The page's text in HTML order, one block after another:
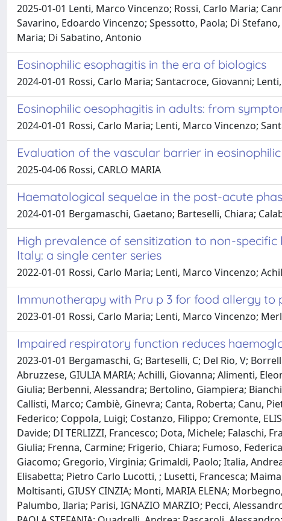
2025-01-01 Lenti, Marco Vincenzo; Rossi, Carlo Maria;
Savarino, Edoardo Vincenzo; Spessotto, Paola; Di
Maria; Di Sabatino, Antonio
Eosinophilic esophagitis in the era of biologics
2024-01-01 Rossi, Carlo Maria; Santacroce, Giovanni;
Eosinophilic oesophagitis in adults: from
2024-01-01 Rossi, Carlo Maria; Lenti, Marco Vincenzo;
Evaluation of the vascular barrier in
2025-04-06 Rossi, CARLO MARIA
Haematological sequelae in the post-acute
2024-01-01 Bergamaschi, Gaetano; Barteselli, Chiara;
High prevalence of sensitization to non-
Italy: a single center series
2022-01-01 Rossi, Carlo Maria; Lenti, Marco Vincenzo;
Immunotherapy with Pru p 3 for food allergy
2023-01-01 Rossi, Carlo Maria; Lenti, Marco Vincenzo;
Impaired respiratory function reduces
2023-01-01 Bergamaschi, G; Barteselli, C; Del Rio, V;
Abruzzese, GIULIA MARIA; Achilli, Giovanna; Alimenti,
Giulia; Berbenni, Alessandra; Bertolino, Giampiera;
Callisti, Marco; Cambiè, Ginevra; Canta, Roberta; Canu,
Federico; Coppola, Luigi; Costanzo, Filippo; Cremonte,
Davide; DI TERLIZZI, Francesco; Dota, Michele; Falaschi,
Giulia; Frenna, Carmine; Frigerio, Chiara; Fumoso,
Giacomo; Gregorio, Virginia; Grimaldi, Paolo; Italia,
Elisabetta; Pietro Carlo Lucotti, ; Lusetti, Francesca;
Moltisanti, GIUSY CINZIA; Monti, MARIA ELENA;
Palumbo, Ilaria; Parisi, IGNAZIO MARZIO; Pecci,